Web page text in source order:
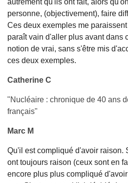
autrement qu'ils ont fait, alors
personne, (objectivement), faire
Ces deux exemples me
paraît vain d'aller plus avant dans
notion de vrai, sans s'être mis
ces deux exemples.
Catherine C
"Nucléaire : chronique de 40 ans
français"
Marc M
Qu'il est compliqué d'avoir raison.
ont toujours raison (ceux sont en
encore plus plus compliqué